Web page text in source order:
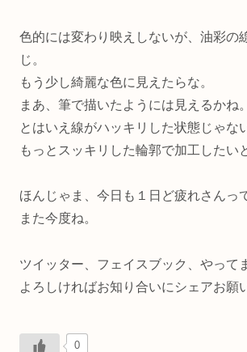
色的には変わり映えしないが、油彩の
じ。
もう少し綺麗な色に見えたらな。
まあ、筆で描いたようには見えるかね。
とはいえ線がハッキリした状態じゃな
もっとスッキリした輪郭で加工したい
ほんじゃま、今日も１日ど疲れさんっ
また今度ね。
ツイッター、フェイスブック、やって
よろしければお知り合いにシェアお願
0